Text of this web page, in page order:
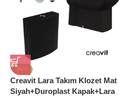
-39%
Creavit Lara Takım Klozet Mat
Siyah+Duroplast Kapak+Lara